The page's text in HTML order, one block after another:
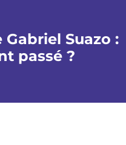
Suazo :
passé ?